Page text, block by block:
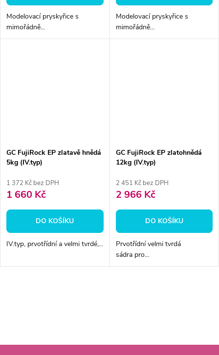
Modelovací pryskyřice s
mimořádně...
Modelovací pryskyřice s
mimořádně...
GC FujiRock EP zlatavě hnědá
5kg (IV.typ)
1 372 Kč bez DPH
1 660 Kč
DO KOŠÍKU
IV.typ, prvotřídní a velmi tvrdé,...
GC FujiRock EP zlatohnědá
12kg (IV.typ)
2 451 Kč bez DPH
2 966 Kč
DO KOŠÍKU
Prvotřídní velmi tvrdá
sádra pro...